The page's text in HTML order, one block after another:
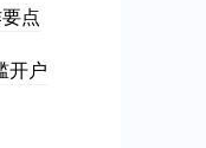
点
开户